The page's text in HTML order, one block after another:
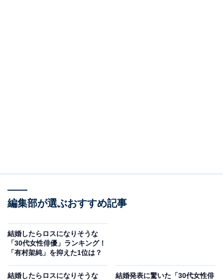
編集部が選ぶおすすめ記事
結婚したらロスになりそうな
「30代女性俳優」ランキング！
「有村架純」を抑えた1位は？
結婚したらロスになりそうな
結婚発表に驚いた「30代女性俳